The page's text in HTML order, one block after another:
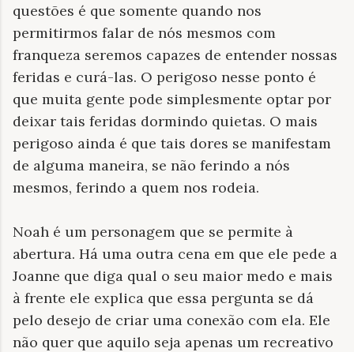
questões é que somente quando nos
permitirmos falar de nós mesmos com
franqueza seremos capazes de entender nossas
feridas e curá-las. O perigoso nesse ponto é
que muita gente pode simplesmente optar por
deixar tais feridas dormindo quietas. O mais
perigoso ainda é que tais dores se manifestam
de alguma maneira, se não ferindo a nós
mesmos, ferindo a quem nos rodeia.
Noah é um personagem que se permite à
abertura. Há uma outra cena em que ele pede a
Joanne que diga qual o seu maior medo e mais
à frente ele explica que essa pergunta se dá
pelo desejo de criar uma conexão com ela. Ele
não quer que aquilo seja apenas um recreativo